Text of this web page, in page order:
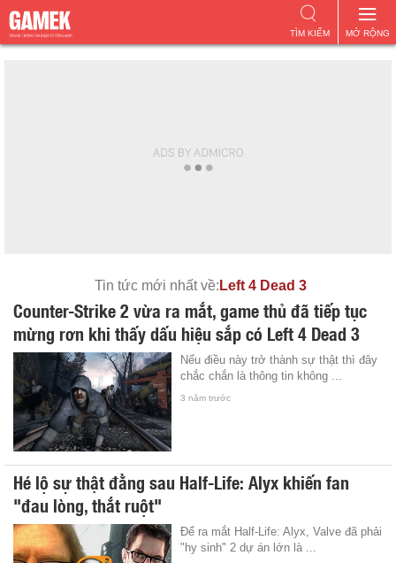
MỞ RỘNG
TÌM KIẾM
Tin tức mới nhất về: Left 4 Dead 3
Counter-Strike 2 vừa ra mắt, game thủ đã tiếp tục
mừng rơn khi thấy dấu hiệu sắp có Left 4 Dead 3
Nếu điều này trở thành sự thật thì đây
chắc chắn là thông tin không ...
3 năm trước
Hé lộ sự thật đằng sau Half-Life: Alyx khiến fan
"đau lòng, thắt ruột"
Để ra mắt Half-Life: Alyx, Valve đã phải
"hy sinh" 2 dự án lớn là ...